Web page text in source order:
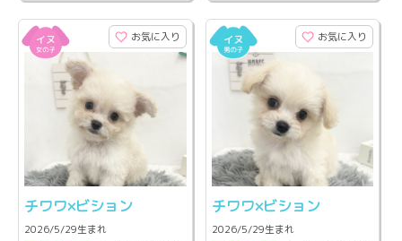
お気に入り
チワワ×ビション
2026/5/29生まれ
お気に入り
チワワ×ビション
2026/5/29生まれ